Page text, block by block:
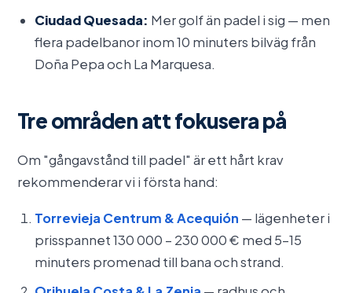
Ciudad Quesada: Mer golf än padel i sig — men
flera padelbanor inom 10 minuters bilväg från
Doña Pepa och La Marquesa.
Tre områden att fokusera på
Om "gångavstånd till padel" är ett hårt krav
rekommenderar vi i första hand:
Torrevieja Centrum & Acequión — lägenheter i
prisspannet 130 000 – 230 000 € med 5–15
minuters promenad till bana och strand.